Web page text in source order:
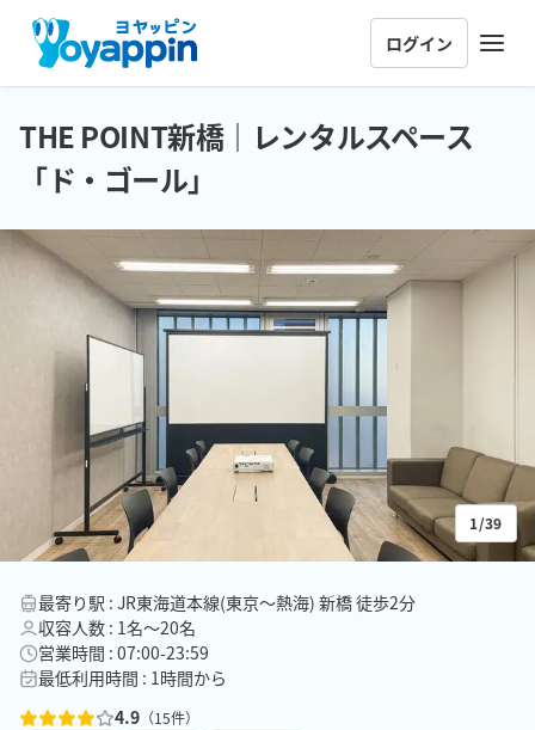
ログイン
1/39
最寄り駅 : JR東海道本線(東京～熱海) 新橋 徒歩2分
収容人数 : 1名〜20名
営業時間 : 07:00-23:59
最低利用時間 : 1時間から
4.9 （15件）
THE POINT新橋｜レンタルスペース
「ド・ゴール」